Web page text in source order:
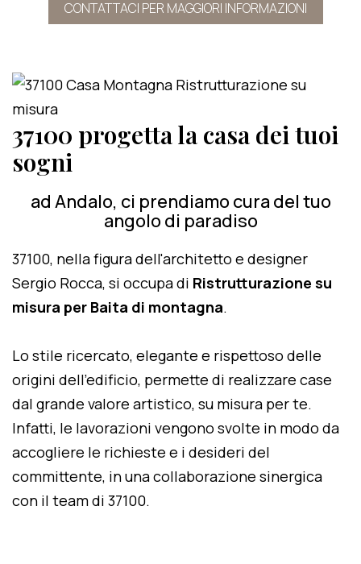
CONTATTACI PER MAGGIORI INFORMAZIONI
37100 progetta la casa dei tuoi
sogni
ad Andalo, ci prendiamo cura del tuo
angolo di paradiso
37100, nella figura dell'architetto e designer
Sergio Rocca, si occupa di Ristrutturazione su
misura per Baita di montagna.
Lo stile ricercato, elegante e rispettoso delle
origini dell'edificio, permette di realizzare case
dal grande valore artistico, su misura per te.
Infatti, le lavorazioni vengono svolte in modo da
accogliere le richieste e i desideri del
committente, in una collaborazione sinergica
con il team di 37100.